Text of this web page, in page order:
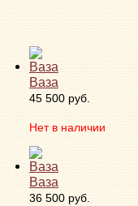
Ваза
45 500 руб.
Нет в наличии
Ваза
36 500 руб.